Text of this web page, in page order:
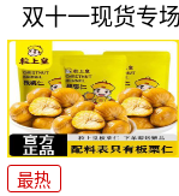
双十一现货专
最热